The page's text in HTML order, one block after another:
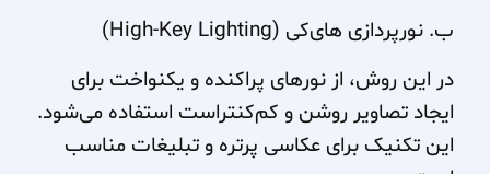
ب. نورپردازی های‌کی (High-Key Lighting)
در این روش، از نورهای پراکنده و یکنواخت برای
ایجاد تصاویر روشن و کم‌کنتراست استفاده می‌شود.
این تکنیک برای عکاسی پرتره و تبلیغات مناسب